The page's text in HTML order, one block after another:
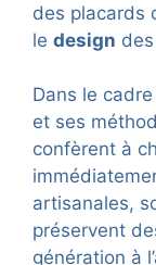
des placards
le design
Dans le
et ses
confèrent à
artisanales,
préservent
génération à